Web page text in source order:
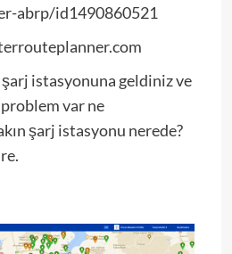
abrp/id1490860521
istasyonuna geldiniz ve
var ne
şarj istasyonu nerede?